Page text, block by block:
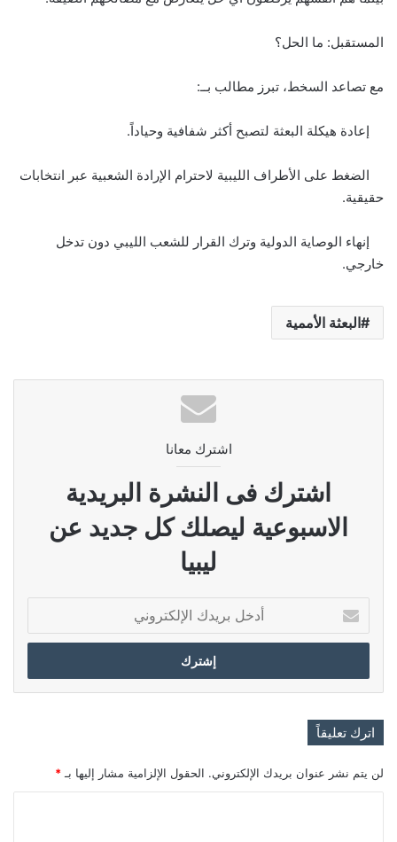
المستقبل: ما الحل؟
مع تصاعد السخط، تبرز مطالب بــ:
إعادة هيكلة البعثة لتصبح أكثر شفافية وحياداً.
الضغط على الأطراف الليبية لاحترام الإرادة الشعبية عبر انتخابات
حقيقية.
إنهاء الوصاية الدولية وترك القرار للشعب الليبي دون تدخل
خارجي.
البعثة الأممية
اشترك معانا
اشترك فى النشرة البريدية
الاسبوعية ليصلك كل جديد عن
ليبيا
بريدك
الإلكتروني
اترك تعليقاً
لن يتم نشر عنوان بريدك الإلكتروني. الحقول الإلزامية مشار إليها بـ *